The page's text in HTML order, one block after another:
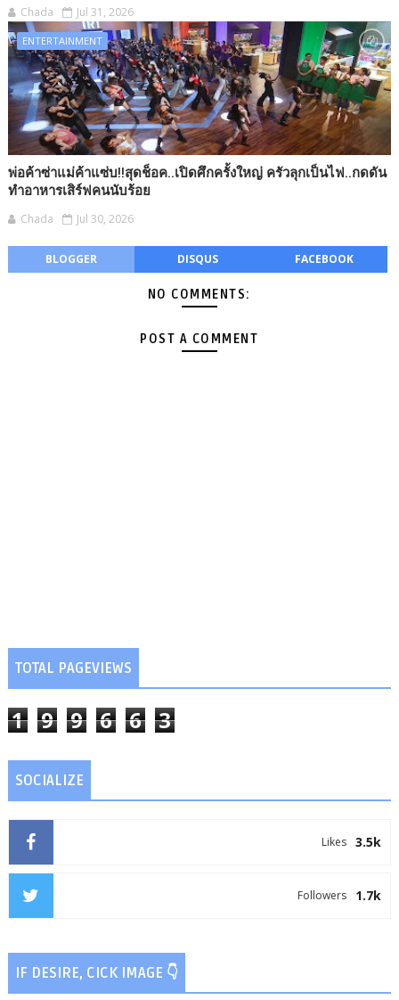
Chada Jul 31, 2026
ENTERTAINMENT
พ่อค้าซ่าแม่ค้าแซ่บ!!สุดช็อค..เปิดศึกครั้งใหญ่ ครัวลุกเป็นไฟ..กดดัน
ทำอาหารเสิร์ฟคนนับร้อย
Chada Jul 30, 2026
BLOGGER DISQUS FACEBOOK
NO COMMENTS:
POST A COMMENT
TOTAL PAGEVIEWS
1 9 9 6 6 3
SOCIALIZE
3.5k
Likes
1.7k
Followers
IF DESIRE, CICK IMAGE 👇